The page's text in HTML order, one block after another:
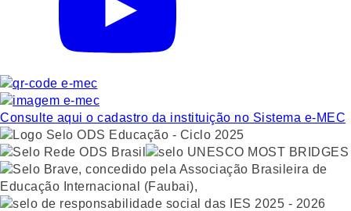
Consulte aqui o cadastro da instituição no Sistema e-MEC